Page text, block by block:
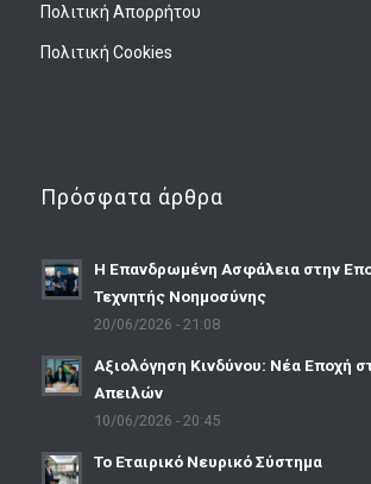
Πολιτική Απορρήτου
Πολιτική Cookies
Πρόσφατα άρθρα
Η Επανδρωμένη Ασφάλεια στην
Τεχνητής Νοημοσύνης
20/06/2026 - 21:08
Αξιολόγηση Κινδύνου: Νέα Εποχή
Απειλών
10/06/2026 - 20:45
Το Εταιρικό Νευρικό Σύστημα